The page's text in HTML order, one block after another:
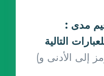
: بمقياس من ١ إلى ٥ قيم مدى
التالية
(يرجى ملاحظة أن 1 ترمز إلى الأدنى و